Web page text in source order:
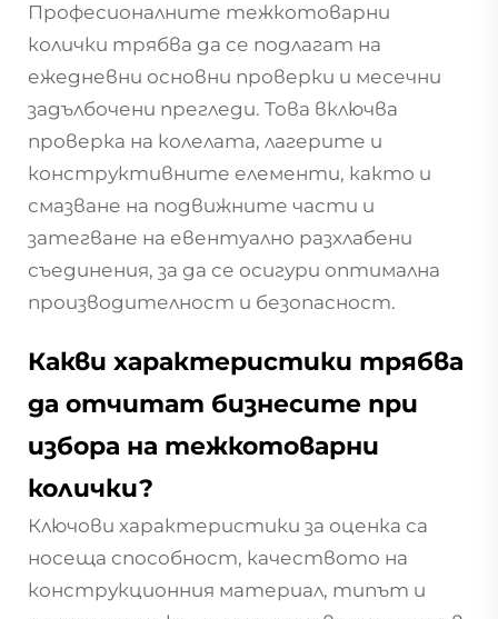
Професионалните тежкотоварни
колички трябва да се подлагат на
ежедневни основни проверки и месечни
задълбочени прегледи. Това включва
проверка на колелата, лагерите и
конструктивните елементи, както и
смазване на подвижните части и
затегване на евентуално разхлабени
съединения, за да се осигури оптимална
производителност и безопасност.
Какви характеристики трябва
да отчитат бизнесите при
избора на тежкотоварни
колички?
Ключови характеристики за оценка са
носеща способност, качеството на
конструкционния материал, типът и